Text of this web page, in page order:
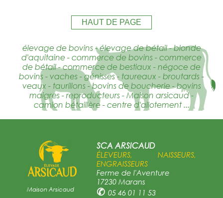
HAUT DE PAGE
élevage de bovins - élevage de bétail - blonde
d'aquitaine - commerce de bovins - commerce
de bétail - commerce de bestiaux - négoce de
bovins - vaches - génisses - taureaux - broutards -
veaux - taurillons - bovins de boucherie - bovins
maigres - reproducteurs - Maison arsicaud -
camion bétaillère - centre d'allotement ...
Maison Arsicaud
SCA ARSICAUD
ÉLEVEURS, NAISSEURS,
ENGRAISSEURS
Ferme de l'Aventure
17230 Marans
✆ 05 46 01 11 53